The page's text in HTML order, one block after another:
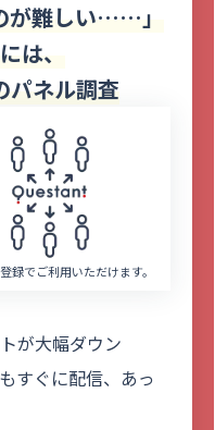
が難しい……」
は、
パネル調査
でご利用いただけます。
が大幅ダウン
すぐに配信、あっ